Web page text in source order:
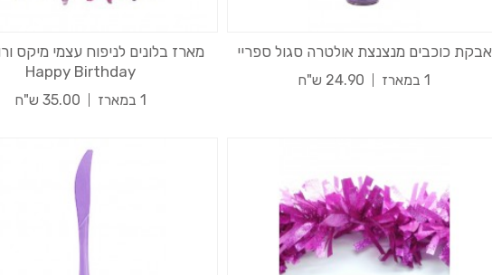
אבקת כוכבים מנצנצת אולטרה סגול ספריי
1 במארז 24.90 ש"ח
מארז בלונים לניפוח עצמי מיקס
Happy Birthday
1 במארז 35.00 ש"ח